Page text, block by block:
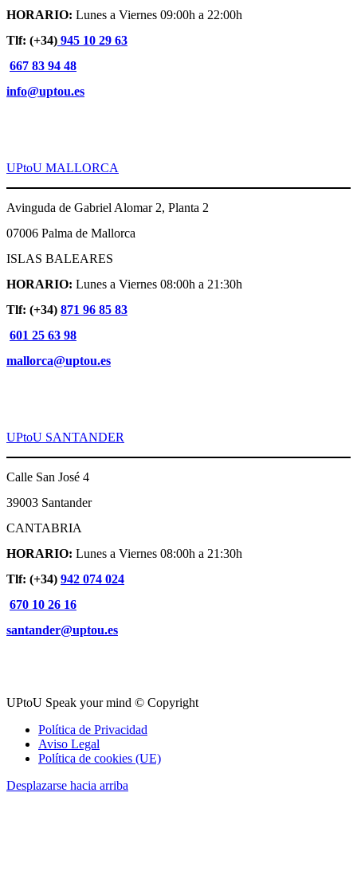
HORARIO: Lunes a Viernes 09:00h a 22:00h
Tlf: (+34) 945 10 29 63
667 83 94 48
info@uptou.es
UPtoU MALLORCA
Avinguda de Gabriel Alomar 2, Planta 2
07006 Palma de Mallorca
ISLAS BALEARES
HORARIO: Lunes a Viernes 08:00h a 21:30h
Tlf: (+34) 871 96 85 83
601 25 63 98
mallorca@uptou.es
UPtoU SANTANDER
Calle San José 4
39003 Santander
CANTABRIA
HORARIO: Lunes a Viernes 08:00h a 21:30h
Tlf: (+34) 942 074 024
670 10 26 16
santander@uptou.es
UPtoU Speak your mind © Copyright
Política de Privacidad
Aviso Legal
Política de cookies (UE)
Desplazarse hacia arriba